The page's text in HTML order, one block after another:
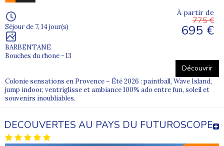
Séjour de 7, 14 jour(s)
BARBENTANE
Bouches du rhone - 13
À partir de
775 €
695 €
Découvrir
Colonie sensations en Provence – Été 2026 : paintball, Wave Island,
jump indoor, ventriglisse et ambiance 100% ado entre fun, soleil et
souvenirs inoubliables.
DECOUVERTES AU PAYS DU FUTUROSCOPE